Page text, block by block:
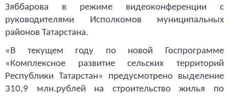
Зяббарова в режиме видеоконференции с
руководителями Исполкомов муниципальных
районов Татарстана.
«В текущем году по новой Госпрограмме
«Комплексное развитие сельских территорий
Республики Татарстан» предусмотрено выделение
310,9 млн.рублей на строительство жилья по